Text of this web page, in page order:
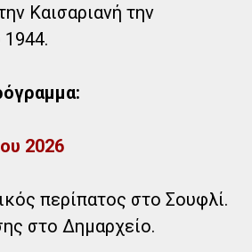
Καισαριανή την
2026
περίπατος στο Σουφλί.
στο Δημαρχείο.